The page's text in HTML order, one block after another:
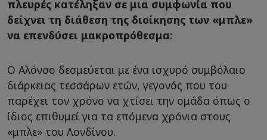
πλευρές κατέληξαν σε μια συμφωνία που
δείχνει τη διάθεση της διοίκησης των «μπλε»
να επενδύσει μακροπρόθεσμα:
Ο Αλόνσο δεσμεύεται με ένα ισχυρό συμβόλαιο
διάρκειας τεσσάρων ετών, γεγονός που του
παρέχει τον χρόνο να χτίσει την ομάδα όπως ο
ίδιος επιθυμεί για τα επόμενα χρόνια στους
«μπλε» του Λονδίνου.